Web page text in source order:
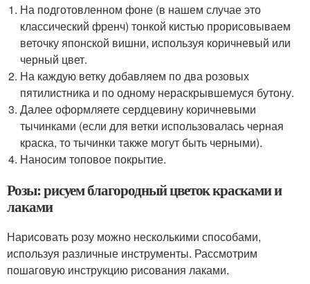
На подготовленном фоне (в нашем случае это
классический френч) тонкой кистью прорисовываем
веточку японской вишни, используя коричневый или
черный цвет.
На каждую ветку добавляем по два розовых
пятилистника и по одному нераскрывшемуся бутону.
Далее оформляете сердцевину коричневыми
тычинками (если для ветки использовалась черная
краска, то тычинки также могут быть черными).
Наносим топовое покрытие.
Розы: рисуем благородный цветок красками и
лаками
Нарисовать розу можно несколькими способами,
используя различные инструменты. Рассмотрим
пошаговую инструкцию рисования лаками.